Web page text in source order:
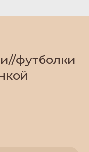
футболки